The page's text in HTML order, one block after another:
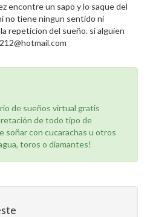
encontre un sapo y lo saque del
no tiene ningun sentido ni
repeticion del sueño. si alguien
de sueños virtual gratis
de todo tipo de
soñar con cucarachas u otros
toros o diamantes!